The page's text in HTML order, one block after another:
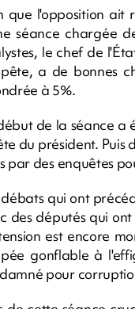
que l'opposition ait
séance chargée
le chef de
a de bonnes
à 5%.
de la séance a
du président. Puis
par des enquêtes
débats qui ont
des députés qui
est encore
gonflable à
pour